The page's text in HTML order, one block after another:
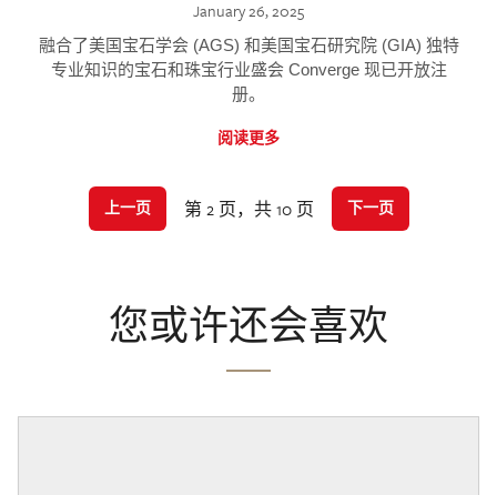
January 26, 2025
融合了美国宝石学会 (AGS) 和美国宝石研究院 (GIA) 独特
专业知识的宝石和珠宝行业盛会 Converge 现已开放注
册。
阅读更多
上一页 第 2 页，共 10 页 下一页
您或许还会喜欢